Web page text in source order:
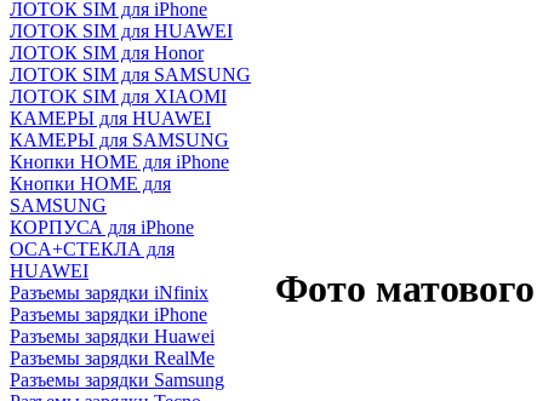
ЛОТОК SIM для iPhone
ЛОТОК SIM для HUAWEI
ЛОТОК SIM для Honor
ЛОТОК SIM для SAMSUNG
ЛОТОК SIM для XIAOMI
КАМЕРЫ для HUAWEI
КАМЕРЫ для SAMSUNG
Кнопки HOME для iPhone
Кнопки HOME для
SAMSUNG
КОРПУСА для iPhone
OCA+СТЕКЛА для
HUAWEI
Разъемы зарядки iNfinix
Разъемы зарядки iPhone
Разъемы зарядки Huawei
Разъемы зарядки RealMe
Разъемы зарядки Samsung
Фото